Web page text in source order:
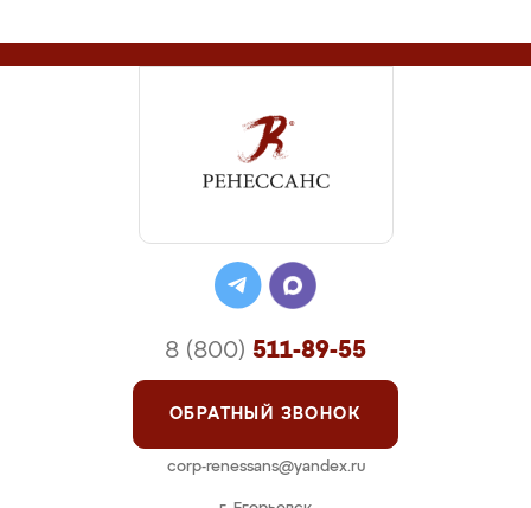
8 (800) 511-89-55
ОБРАТНЫЙ ЗВОНОК
corp-renessans@yandex.ru